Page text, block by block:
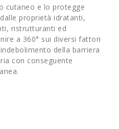
cutaneo e lo protegge
proprietà idratanti,
ristrutturanti ed
a 360° sui diversi fattori
della barriera
con conseguente